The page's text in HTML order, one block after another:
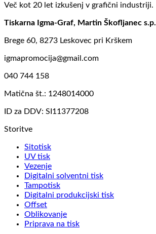
Več kot 20 let izkušenj v grafični industriji.
Tiskarna Igma-Graf, Martin Škofljanec s.p.
Brege 60, 8273 Leskovec pri Krškem
igmapromocija@gmail.com
040 744 158
Matična št.: 1248014000
ID za DDV: SI11377208
Storitve
Sitotisk
UV tisk
Vezenje
Digitalni solventni tisk
Tampotisk
Digitalni produkcijski tisk
Offset
Oblikovanje
Priprava na tisk